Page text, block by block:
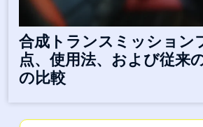
合成トランスミッション
点、使用法、および従来
の比較